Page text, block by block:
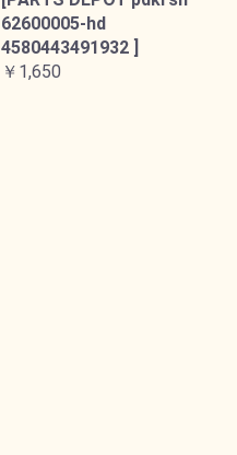
62600005-hd
4580443491932 ]
￥1,650